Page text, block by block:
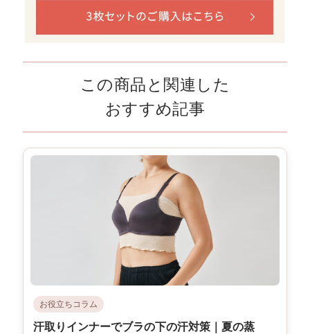
この商品と関連した
おすすめ記事
お役立ちコラム
汗取りインナーでブラの下の汗対策｜夏の蒸